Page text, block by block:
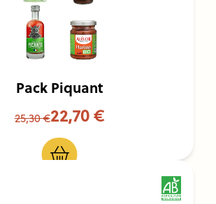
Pack Piquant
25,30 €22,70 €